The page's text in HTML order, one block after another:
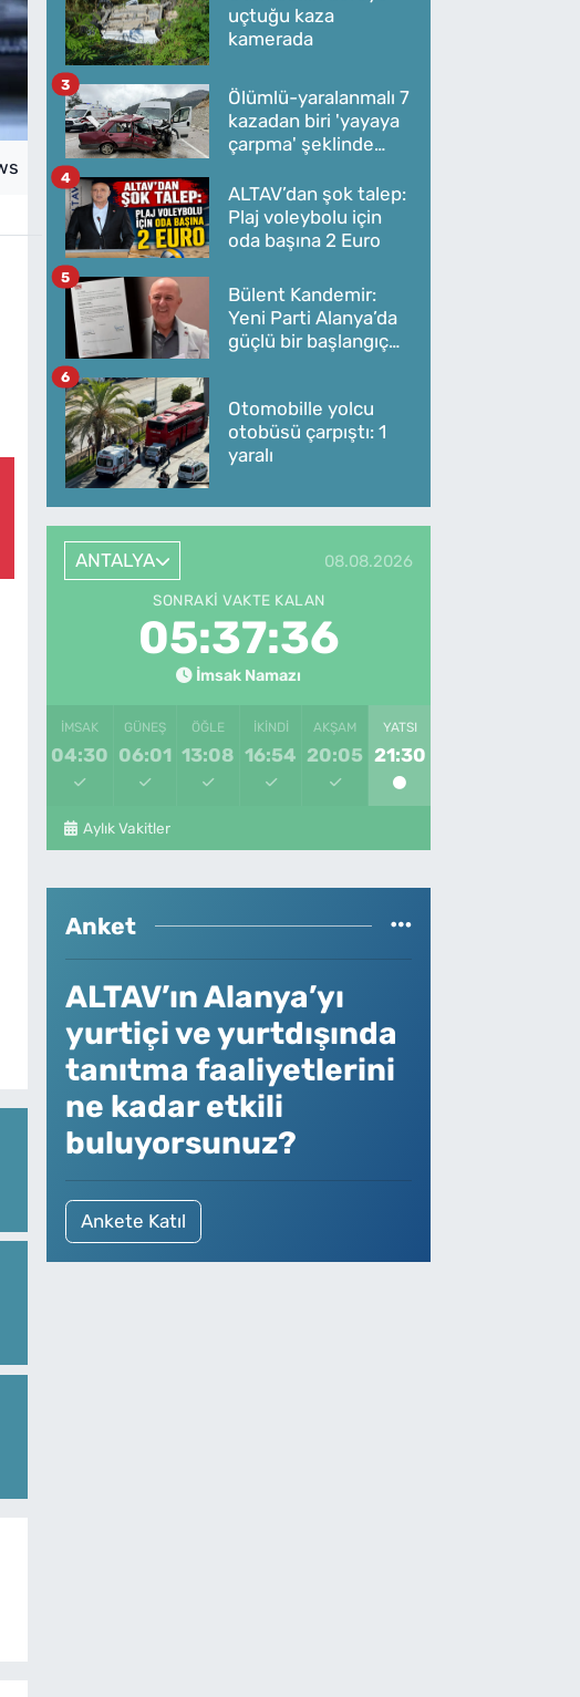
uçtuğu kaza
kamerada
Ölümlü-yaralanmalı 7
kazadan biri 'yayaya
çarpma' şeklinde
3
ALTAV’dan şok talep:
Plaj voleybolu için
oda başına 2 Euro
4
Bülent Kandemir:
Yeni Parti Alanya’da
güçlü bir başlangıç
5
Otomobille yolcu
otobüsü çarpıştı: 1
yaralı
6
ANTALYA 08.08.2026
SONRAKI VAKTE KALAN
05:37:36
İmsak Namazı
İMSAK
04:30
GÜNEŞ
06:01
ÖĞLE
13:08
İKINDI
16:54
AKŞAM
20:05
YATSI
21:30
Aylık Vakitler
Anket
ALTAV’ın Alanya’yı
yurtiçi ve yurtdışında
tanıtma faaliyetlerini
ne kadar etkili
buluyorsunuz?
Ankete Katıl